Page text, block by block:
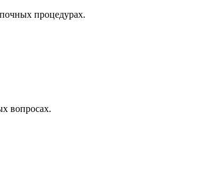
процедурах.
вопросах.